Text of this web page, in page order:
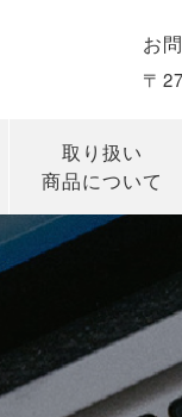
お
〒
取り扱い
商品について